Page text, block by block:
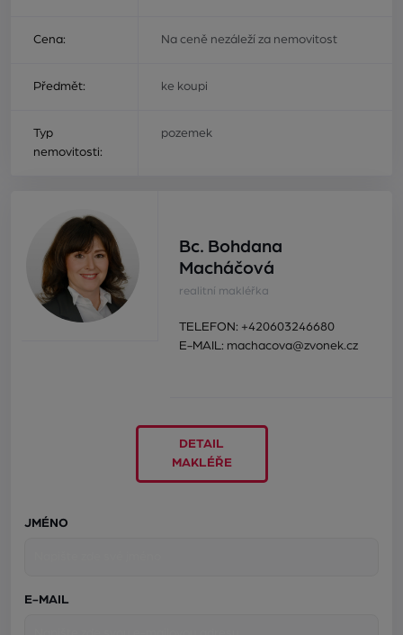
Cena: Na ceně nezáleží za nemovitost
Předmět: ke koupi
Typ
nemovitosti:
pozemek
Bc. Bohdana
Macháčová
realitní makléřka
TELEFON: +420603246680
E-MAIL: machacova@zvonek.cz
DETAIL
MAKLÉŘE
JMÉNO
E-MAIL